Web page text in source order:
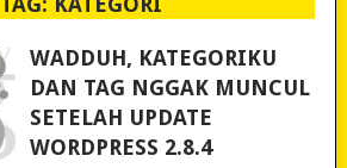
WADDUH, KATEGORIKU
DAN TAG NGGAK MUNCUL
SETELAH UPDATE
WORDPRESS 2.8.4